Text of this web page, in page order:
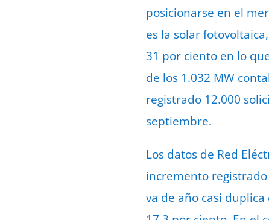
posicionarse en el
es la solar
31 por ciento en lo
de los 1.032 MW
registrado 12.000
septiembre.
Los datos de Red
incremento
va de año casi